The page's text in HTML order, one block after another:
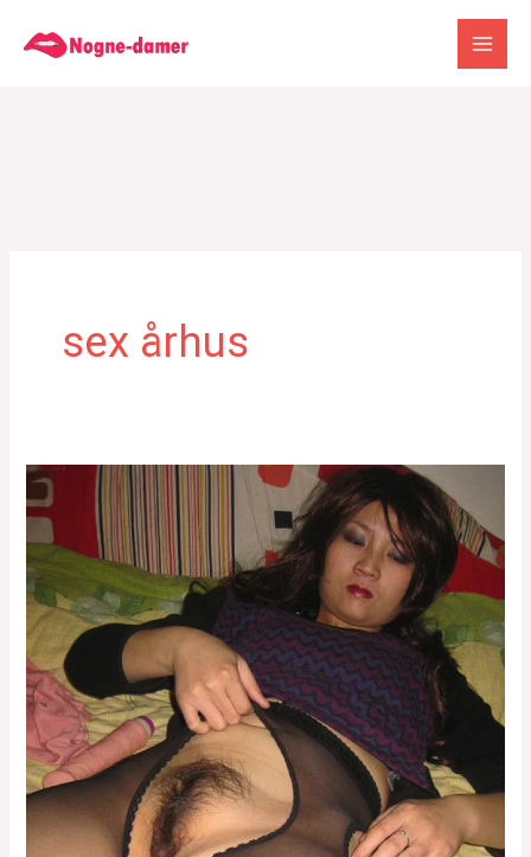
sex århus